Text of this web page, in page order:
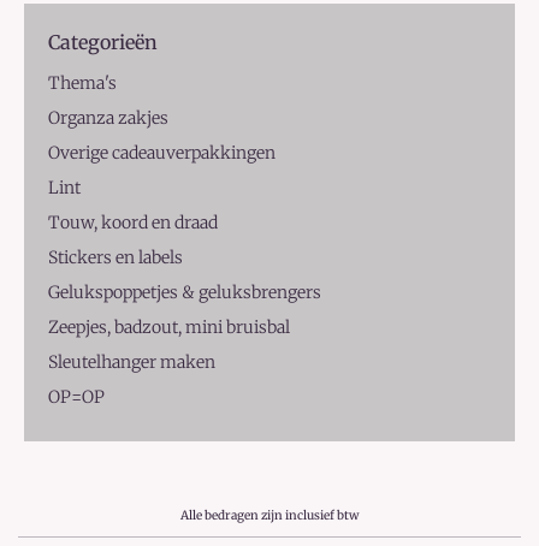
Categorieën
Thema's
Organza zakjes
Overige cadeauverpakkingen
Lint
Touw, koord en draad
Stickers en labels
Gelukspoppetjes & geluksbrengers
Zeepjes, badzout, mini bruisbal
Sleutelhanger maken
OP=OP
Alle bedragen zijn inclusief btw